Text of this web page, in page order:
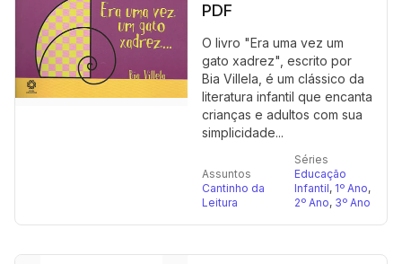
PDF
O livro "Era uma vez um
gato xadrez", escrito por
Bia Villela, é um clássico da
literatura infantil que encanta
crianças e adultos com sua
simplicidade...
Assuntos
Cantinho da
Leitura
Séries
Educação
Infantil, 1º Ano,
2º Ano, 3º Ano